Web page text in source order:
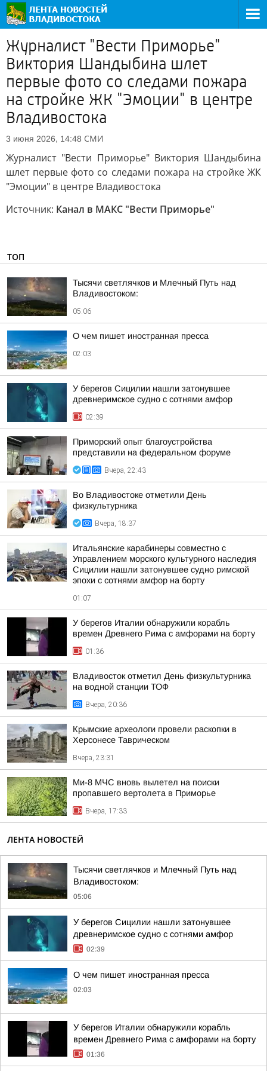
Журналист "Вести Приморье"
Виктория Шандыбина шлет
первые фото со следами пожара
на стройке ЖК "Эмоции" в центре
Владивостока
3 июня 2026, 14:48 СМИ
Журналист "Вести Приморье" Виктория Шандыбина
шлет первые фото со следами пожара на стройке ЖК
"Эмоции" в центре Владивостока
Источник: Канал в МАКС "Вести Приморье"
ТОП
Тысячи светлячков и Млечный Путь над
Владивостоком:
05:06
О чем пишет иностранная пресса
02:03
У берегов Сицилии нашли затонувшее
древнеримское судно с сотнями амфор
02:39
Приморский опыт благоустройства
представили на федеральном форуме
Вчера, 22:43
Во Владивостоке отметили День
физкультурника
Вчера, 18:37
Итальянские карабинеры совместно с
Управлением морского культурного наследия
Сицилии нашли затонувшее судно римской
эпохи с сотнями амфор на борту
01:07
У берегов Италии обнаружили корабль
времен Древнего Рима с амфорами на борту
01:36
Владивосток отметил День физкультурника
на водной станции ТОФ
Вчера, 20:36
Крымские археологи провели раскопки в
Херсонесе Таврическом
Вчера, 23:31
Ми-8 МЧС вновь вылетел на поиски
пропавшего вертолета в Приморье
Вчера, 17:33
ЛЕНТА НОВОСТЕЙ
Тысячи светлячков и Млечный Путь над
Владивостоком:
05:06
У берегов Сицилии нашли затонувшее
древнеримское судно с сотнями амфор
02:39
О чем пишет иностранная пресса
02:03
У берегов Италии обнаружили корабль
времен Древнего Рима с амфорами на борту
01:36